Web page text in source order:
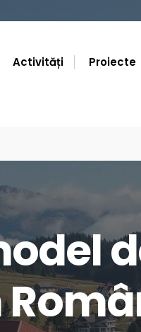
Activități Proiecte